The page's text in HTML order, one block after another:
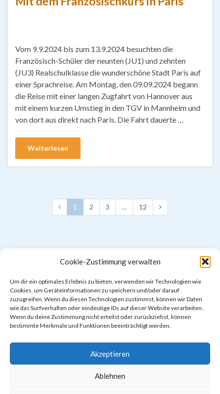
Cookie-Zustimmung verwalten
Um dir ein optimales Erlebnis zu bieten, verwenden wir Technologien wie
Cookies, um Geräteinformationen zu speichern und/oder darauf
zuzugreifen. Wenn du diesen Technologien zustimmst, können wir Daten
wie das Surfverhalten oder eindeutige IDs auf dieser Website verarbeiten.
Wenn du deine Zustimmung nicht erteilst oder zurückziehst, können
bestimmte Merkmale und Funktionen beeinträchtigt werden.
Akzeptieren
Ablehnen
Vom 9.9.2024 bis zum 13.9.2024 besuchten die
Französisch-Schüler der neunten (JU1) und zehnten
(JU3) Realschulklasse die wunderschöne Stadt Paris auf
einer Sprachreise. Am Montag, den 09.09.2024 begann
die Reise mit einer langen Zugfahrt von Hannover aus
mit einem kurzen Umstieg in den TGV in Mannheim und
von dort aus direkt nach Paris. Die Fahrt dauerte …
Weiterlesen
1 2 3 … 12
Cookie-Richtlinie (EU)
© 2026 Südstadtschule Hannover.
Gemacht mit
vonGraphene Themes.